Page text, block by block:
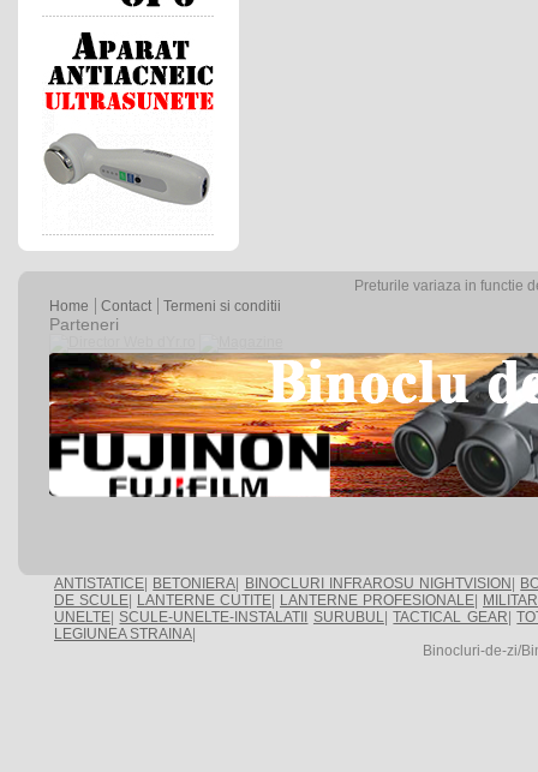
Preturile variaza in functie
Home
Contact Termeni si conditii
Parteneri
ANTISTATICE BETONIERA BINOCLURI INFRAROSU NIGHTVISION
DE SCULE
LANTERNE CUTITE LANTERNE PROFESIONALE
UNELTE SCULE-UNELTE-INSTALATII SURUBUL|TACTICAL GEAR |
LEGIUNEA STRAINA
Binocluri-de-zi/